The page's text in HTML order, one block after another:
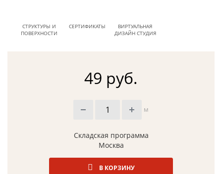
СТРУКТУРЫ И
ПОВЕРХНОСТИ
СЕРТИФИКАТЫ
ВИРТУАЛЬНАЯ
ДИЗАЙН СТУДИЯ
49 руб.
м
Складская программа
Москва
В КОРЗИНУ